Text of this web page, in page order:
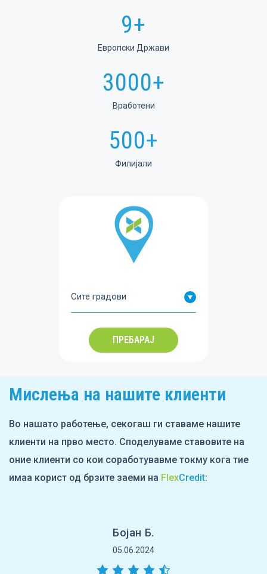
9+
Европски Држави
3000+
Вработени
500+
Филијали
ПРЕБАРАЈ
Мислења на нашите клиенти
Во нашато работење, секогаш ги ставаме нашите
клиенти на прво место. Споделуваме ставовите на
оние клиенти со кои соработувавме токму кога тие
имаа корист од брзите заеми на FlexCredit:
Бојан Б.
05.06.2024